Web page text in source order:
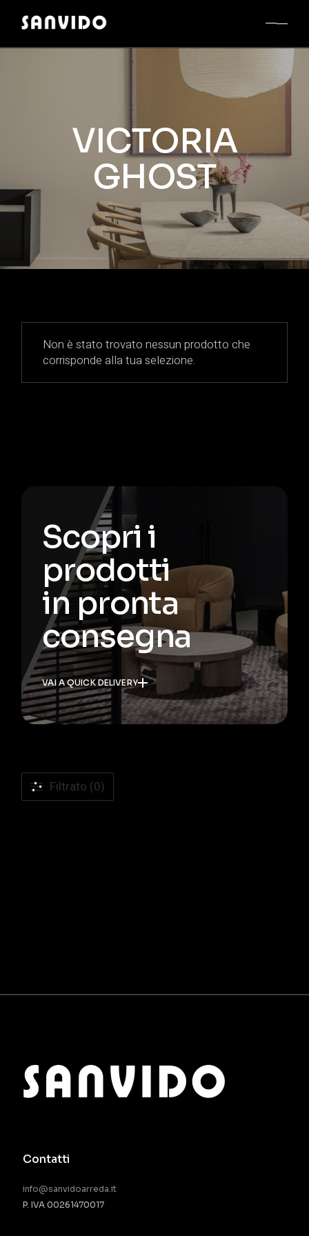
VICTORIA
GHOST
Non è stato trovato nessun prodotto che
corrisponde alla tua selezione.
Scopri i
prodotti
in pronta
consegna
VAI A QUICK DELIVERY
Filtrato (0)
Contatti
info@sanvidoarreda.it
P. IVA 00261470017